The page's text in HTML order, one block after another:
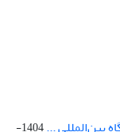
بین‌المللی ... 1404-